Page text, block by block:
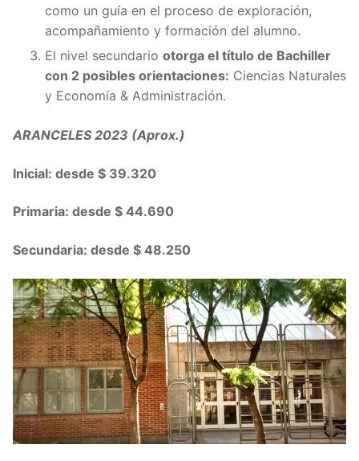
como un guía en el proceso de exploración,
acompañamiento y formación del alumno.
El nivel secundario otorga el título de Bachiller
con 2 posibles orientaciones: Ciencias Naturales
y Economía & Administración.
ARANCELES 2023 (Aprox.)
Inicial: desde $ 39.320
Primaria: desde $ 44.690
Secundaria: desde $ 48.250